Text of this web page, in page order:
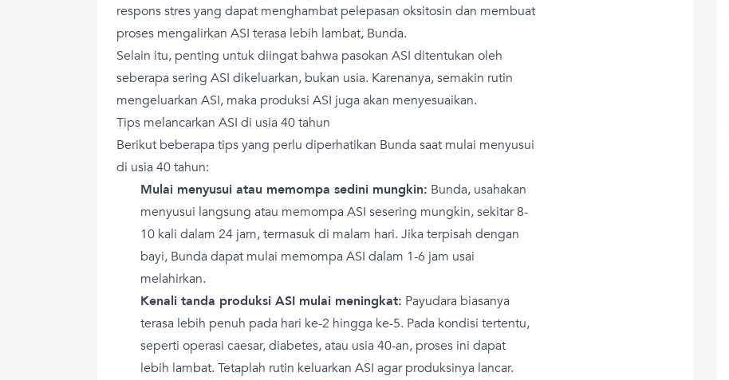
respons stres yang dapat menghambat pelepasan oksitosin dan membuat
proses mengalirkan ASI terasa lebih lambat, Bunda.
Selain itu, penting untuk diingat bahwa pasokan ASI ditentukan oleh
seberapa sering ASI dikeluarkan, bukan usia. Karenanya, semakin rutin
mengeluarkan ASI, maka produksi ASI juga akan menyesuaikan.
Tips melancarkan ASI di usia 40 tahun
Berikut beberapa tips yang perlu diperhatikan Bunda saat mulai menyusui
di usia 40 tahun:
Mulai menyusui atau memompa sedini mungkin: Bunda, usahakan
menyusui langsung atau memompa ASI sesering mungkin, sekitar 8-
10 kali dalam 24 jam, termasuk di malam hari. Jika terpisah dengan
bayi, Bunda dapat mulai memompa ASI dalam 1-6 jam usai
melahirkan.
Kenali tanda produksi ASI mulai meningkat: Payudara biasanya
terasa lebih penuh pada hari ke-2 hingga ke-5. Pada kondisi tertentu,
seperti operasi caesar, diabetes, atau usia 40-an, proses ini dapat
lebih lambat. Tetaplah rutin keluarkan ASI agar produksinya lancar.